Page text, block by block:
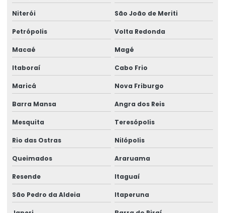
Niterói São João de Meriti
Petrópolis Volta Redonda
Macaé Magé
Itaboraí Cabo Frio
Maricá Nova Friburgo
Barra Mansa Angra dos Reis
Mesquita Teresópolis
Rio das Ostras Nilópolis
Queimados Araruama
Resende Itaguaí
São Pedro da Aldeia Itaperuna